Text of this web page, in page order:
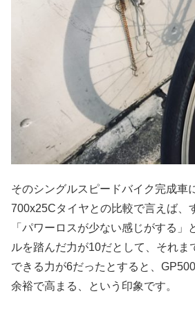
そのシングルスピードバイク完成車
700x25Cタイヤとの比較で言えば、
「パワーロスが少ない感じがする」
ルを踏んだ力が10だとして、それま
できる力が6だったとすると、
余裕で高まる、という印象です。